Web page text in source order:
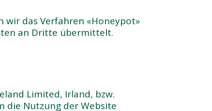
wir das Verfahren «Honeypot»
an Dritte übermittelt.
Limited, Irland, bzw.
die Nutzung der Website